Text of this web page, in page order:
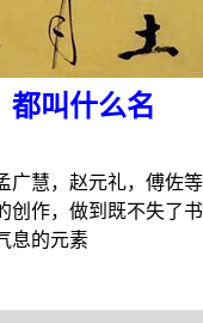
都叫什么名
广慧，赵元礼，傅佐等
创作，做到既不失了书
息的元素